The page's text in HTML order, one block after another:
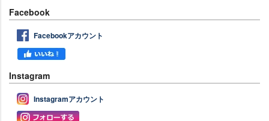
Facebook
Facebookアカウント
Instagram
Instagramアカウント